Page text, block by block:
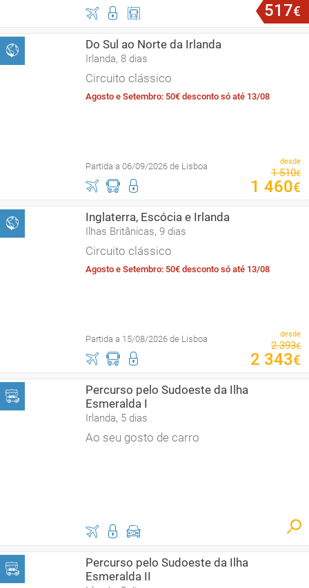
517€
Do Sul ao Norte da Irlanda
Irlanda, 8 dias
Circuito clássico
Agosto e Setembro: 50€ desconto só até 13/08
Partida a 06/09/2026 de Lisboa desde
1 510€
1 460€
Inglaterra, Escócia e Irlanda
Ilhas Britânicas, 9 dias
Circuito clássico
Agosto e Setembro: 50€ desconto só até 13/08
Partida a 15/08/2026 de Lisboa desde
2 393€
2 343€
Percurso pelo Sudoeste da Ilha
Esmeralda I
Irlanda, 5 dias
Ao seu gosto de carro
Percurso pelo Sudoeste da Ilha
Esmeralda II